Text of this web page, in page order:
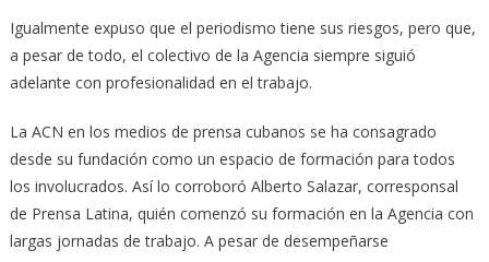
Igualmente expuso que el periodismo tiene sus riesgos, pero que,
a pesar de todo, el colectivo de la Agencia siempre siguió
adelante con profesionalidad en el trabajo.
La ACN en los medios de prensa cubanos se ha consagrado
desde su fundación como un espacio de formación para todos
los involucrados. Así lo corroboró Alberto Salazar, corresponsal
de Prensa Latina, quién comenzó su formación en la Agencia con
largas jornadas de trabajo. A pesar de desempeñarse